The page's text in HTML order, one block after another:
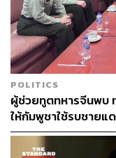
POLITICS
ผู้ช่วยทูตทหารจีนพบ
ให้กัมพูชาใช้รบชายแ
ทางออกสันติวิธี